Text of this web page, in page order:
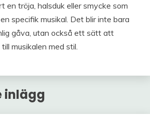
en tröja, halsduk eller smycke som
specifik musikal. Det blir inte bara
gåva, utan också ett sätt att
musikalen med stil.
inlägg